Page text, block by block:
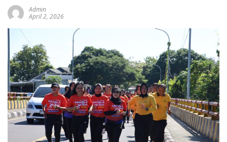
Admin
April 2, 2026